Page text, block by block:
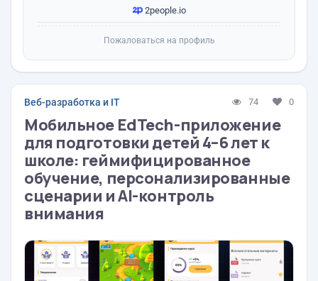
2people.io
Пожаловаться на профиль
Веб-разработка и IT 74 0
Мобильное EdTech-приложение
для подготовки детей 4–6 лет к
школе: геймифицированное
обучение, персонализированные
сценарии и AI-контроль
внимания